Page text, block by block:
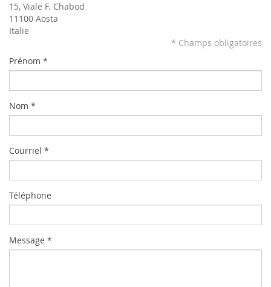
15, Viale F. Chabod
11100 Aosta
Italie
* Champs obligatoires
Prénom *
Nom *
Courriel *
Téléphone
Message *